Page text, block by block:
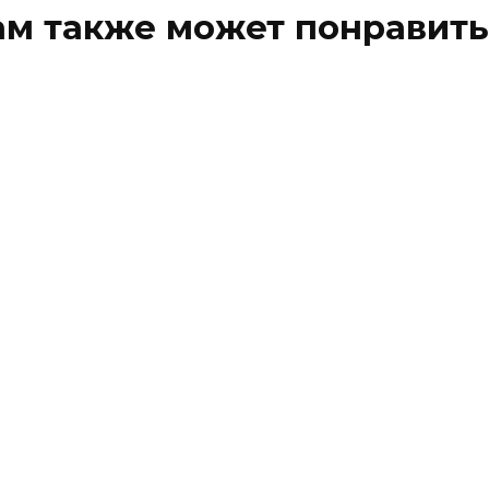
также может